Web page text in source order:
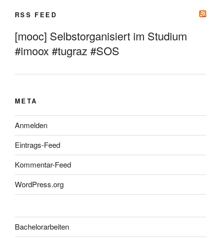
RSS FEED
[mooc] Selbstorganisiert im Studium
#imoox #tugraz #SOS
META
Anmelden
Eintrags-Feed
Kommentar-Feed
WordPress.org
Bachelorarbeiten